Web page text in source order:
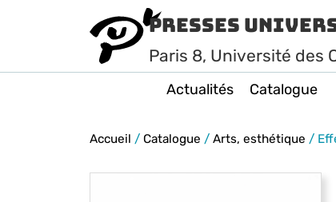
Presses
Paris 8, Université des
Actualités Catalogue
Accueil / Catalogue / Arts, esthétique /